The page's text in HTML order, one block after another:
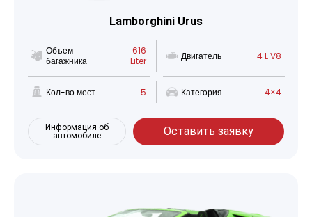
Lamborghini Urus
Объем
багажника
616
Liter
Двигатель 4 L V8
Кол-во мест 5 Категория 4×4
Информация об
автомобиле
Оставить заявку